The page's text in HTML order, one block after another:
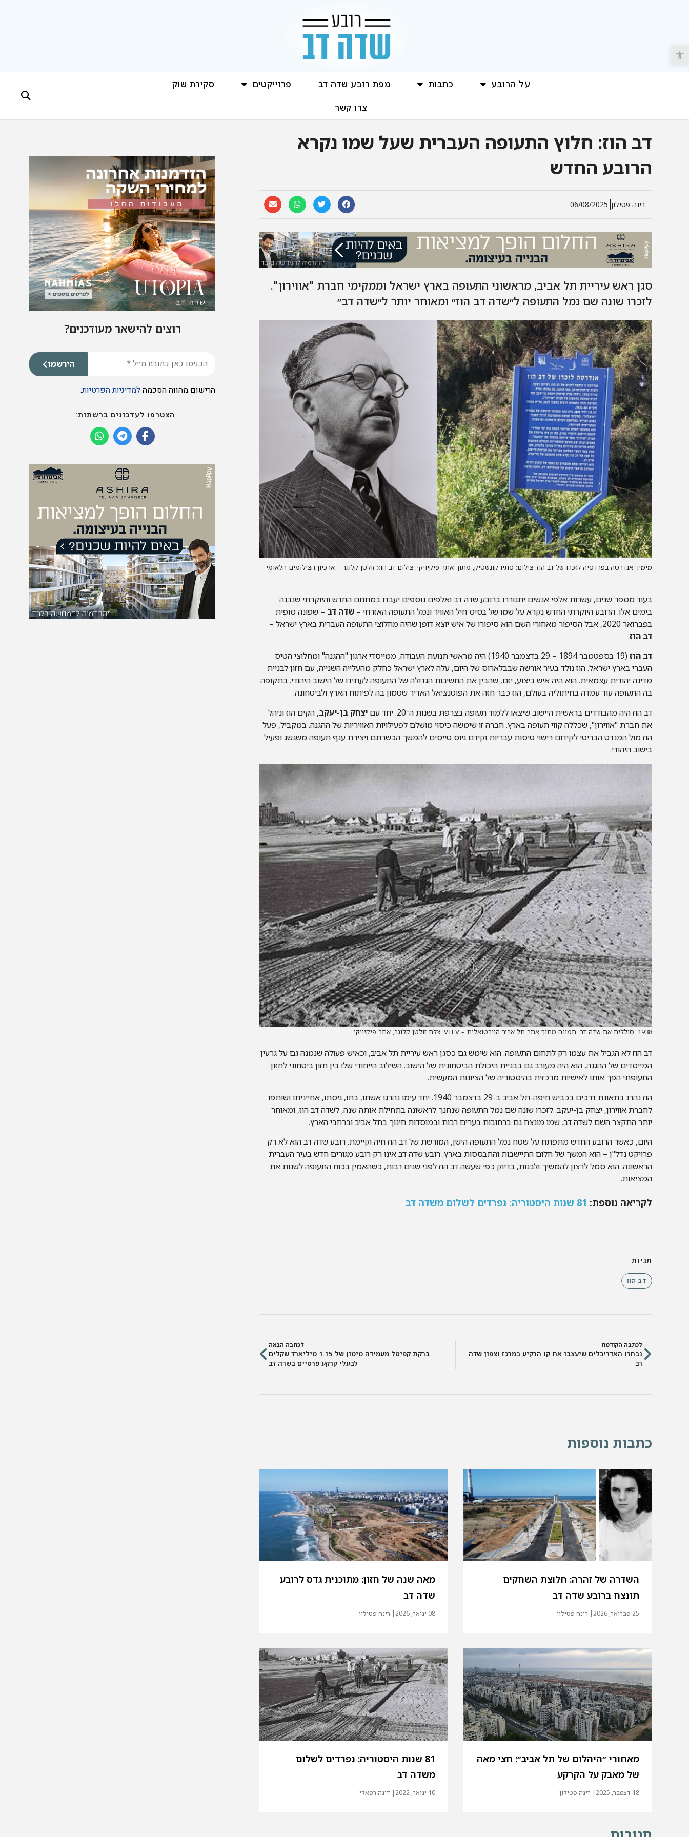
פתח סרגל נגישות
על הרובע כתבות מפת רובע שדה דב פרוייקטים
סקירת שוק
צרו קשר
דב הוז: חלוץ התעופה העברית שעל שמו נקרא
הרובע החדש
רינה פטילון 06/08/2025
סגן ראש עיריית תל אביב, מראשוני התעופה בארץ ישראל וממקימי חברת "אווירון".
לזכרו שונה שם נמל התעופה ל״שדה דב הוז״ ומאוחר יותר ל״שדה דב״
מימין: אנדרטה בפרדסיה לזכרו של דב הוז. צילום: סתיו קונשטיק, מתוך אתר פיקיויקי. צילום דב הוז: זולטן קלוגר – ארכיון הצילומים הלאומי
בעוד מספר שנים, עשרות אלפי אנשים יתגוררו ברובע שדה דב ואלפים נוספים יעבדו במתחם החדש והיוקרתי שנבנה
בימים אלו. הרובע היוקרתי החדש נקרא על שמו של בסיס חיל האוויר ונמל התעופה האזרחי – שדה דב – שפונה סופית
בפברואר 2020, אבל הסיפור מאחורי השם הוא סיפורו של איש יוצא דופן שהיה מחלוצי התעופה העברית בארץ ישראל –
דב הוז.
דב הוז
(19 בספטמבר 1894 – 29 בדצמבר 1940) היה מראשי תנועת העבודה, ממייסדי ארגון "ההגנה" ומחלוצי הטיס
העברי בארץ ישראל. הוז נולד בעיר אורשה שבבלארוס של היום, עלה לארץ ישראל כחלק מהעלייה השנייה, עם חזון לבניית
מדינה יהודית עצמאית. הוא היה איש ביצוע, יזם, שהבין את החשיבות הגדולה של התעופה לעתידו של הישוב היהודי. בתקופה
בה התעופה עוד עמדה בחיתוליה בעולם, הוז כבר חזה את הפוטנציאל האדיר שטמון בה לפיתוח הארץ ולביטחונה.
דב הוז היה מהבודדים בראשית היישוב שיצאו ללמוד תעופה בצרפת בשנות ה־20. יחד עם
יצחק בן-יעקב, הקים הוז וניהל
את חברת "אווירון", שכללה קווי תעופה בארץ. חברה זו שימשה כיסוי מושלם לפעילויות האוויריות של ההגנה. במקביל, פעל
הוז מול המנדט הבריטי לקידום רישוי טיסות עבריות וקידם גיוס טייסים להמשך הכשרתם ויצירת ענף תעופה משגשג ופעיל
בישוב היהודי.
1938: סוללים את שדה דב. תמונה מתוך אתר תל אביב הוירטואלית – VTLV. צלם זולטן קלוגר, אתר פיקיויקי
דב הוז לא הגביל את עצמו רק לתחום התעופה. הוא שימש גם כסגן ראש עיריית תל אביב, וכאיש פעולה שנמנה גם על גרעין
המייסדים של ההגנה, הוא היה מעורב גם בבניית היכולת הביטחונית של הישוב. השילוב הייחודי שלו בין חזון ביטחוני לחזון
התעופתי הפך אותו לאישיות מרכזית בהיסטוריה של הציונות המעשית.
הוז נהרג בתאונת דרכים בכביש חיפה-תל אביב ב-29 בדצמבר 1940. יחד עימו נהרגו אשתו, בתו, גיסתו, אחייניתו ושותפו
לחברת אווירון, יצחק בן-יעקב. לזכרו שונה שם נמל התעופה שנחנך לראשונה בתחילת אותה שנה, לשדה דב הוז, ומאוחר
יותר התקצר השם לשדה דב. שמו מונצח גם ברחובות בערים רבות ובמוסדות חינוך בתל אביב וברחבי הארץ.
היום, כאשר הרובע החדש מתפתח על שטח נמל התעופה הישן, המורשת של דב הוז חיה וקיימת. רובע שדה דב הוא לא רק
פרויקט נדל"ן – הוא המשך של חלום התיישבות והתבססות בארץ. רובע שדה דב אינו רק רובע מגורים חדש בעיר העברית
הראשונה. הוא סמל לרצון להמשיך ולבנות, בדיוק כפי שעשה דב הוז לפני שנים רבות, כשהאמין בכוח התעופה לשנות את
המציאות.
לקריאה נוספת: 81 שנות היסטוריה: נפרדים לשלום משדה דב
תגיות
דב הוז
לכתבה הקודמת
נבחרו האדריכלים שיעצבו את קו הרקיע במרכז וצפון שדה
דב
לכתבה הבאה
ברקת קפיטל מעמידה מימון של 1.15 מיליארד שקלים
לבעלי קרקע פרטיים בשדה דב
כתבות נוספות
השדרה של זהרה: חלוצת השחקים
תונצח ברובע שדה דב
25 פברואר, 2026 | רינה פטילון
מאה שנה של חזון: מתוכנית גדס לרובע
שדה דב
08 ינואר, 2026 | רינה פטילון
מאחורי ״היהלום של תל אביב״: חצי מאה
של מאבק על הקרקע
18 דצמבר, 2025 | רינה פטילון
81 שנות היסטוריה: נפרדים לשלום
משדה דב
10 ינואר, 2022 | דינה רפאלי
רוצים להישאר מעודכנים?
הירשמו
הרישום מהווה הסכמהלמדיניות הפרטיות.
הצטרפו לעדכונים ברשתות: